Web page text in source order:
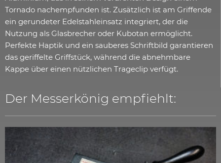
Tornado nachempfunden ist. Zusätzlich ist am Griffende
ein gerundeter Edelstahleinsatz integriert, der die
Nutzung als Glasbrecher oder Kubotan ermöglicht.
Perfekte Haptik und ein sauberes Schriftbild garantieren
das geriffelte Griffstück, während die abnehmbare
Kappe über einen nützlichen Trageclip verfügt.
Der Messerkönig empfiehlt: